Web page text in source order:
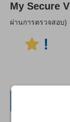
My Secure
ผ่านการตรวจสอบ)
!